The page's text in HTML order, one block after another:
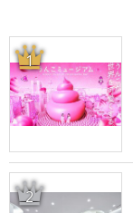
1
2